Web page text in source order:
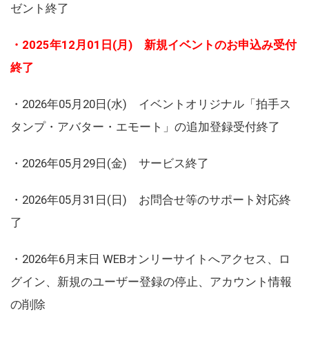
ゼント終了
・2025年12月01日(月) 新規イベントのお申込み受付
終了
・2026年05月20日(水) イベントオリジナル「拍手ス
タンプ・アバター・エモート」の追加登録受付終了
・2026年05月29日(金) サービス終了
・2026年05月31日(日) お問合せ等のサポート対応終
了
・2026年6月末日 WEBオンリーサイトへアクセス、ロ
グイン、新規のユーザー登録の停止、アカウント情報
の削除